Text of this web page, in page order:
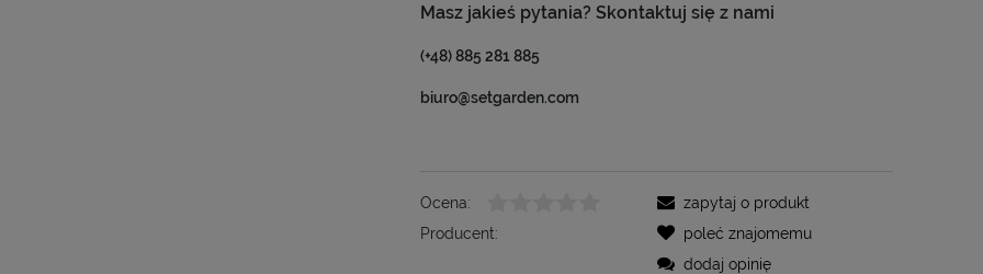
Masz jakieś pytania? Skontaktuj się z nami
(+48) 885 281 885
biuro@setgarden.com
Ocena:
Producent:
zapytaj o produkt
poleć znajomemu
dodaj opinię